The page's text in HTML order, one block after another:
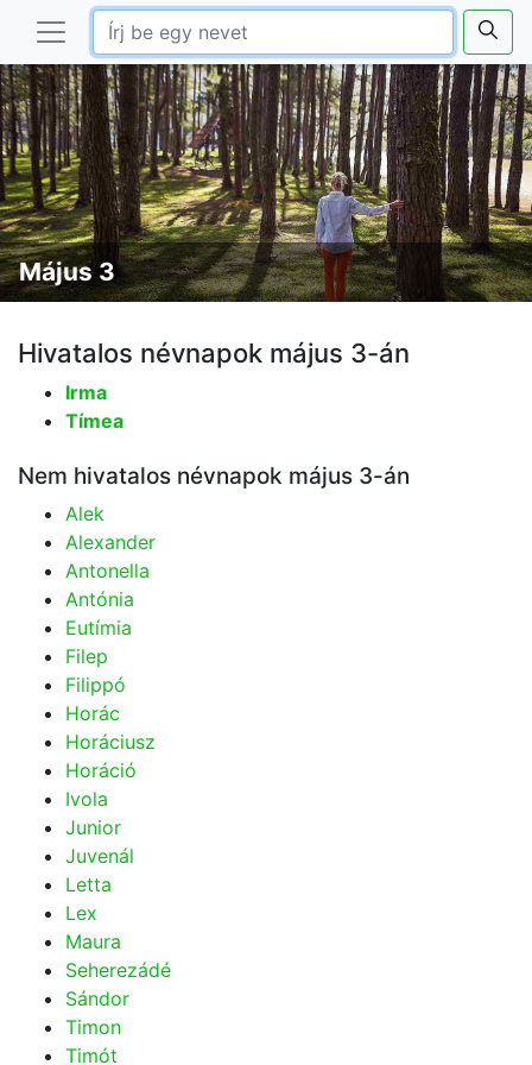
Május 3
Hivatalos névnapok május 3-án
Irma
Tímea
Nem hivatalos névnapok május 3-án
Alek
Alexander
Antonella
Antónia
Eutímia
Filep
Filippó
Horác
Horáciusz
Horáció
Ivola
Junior
Juvenál
Letta
Lex
Maura
Seherezádé
Sándor
Timon
Timót